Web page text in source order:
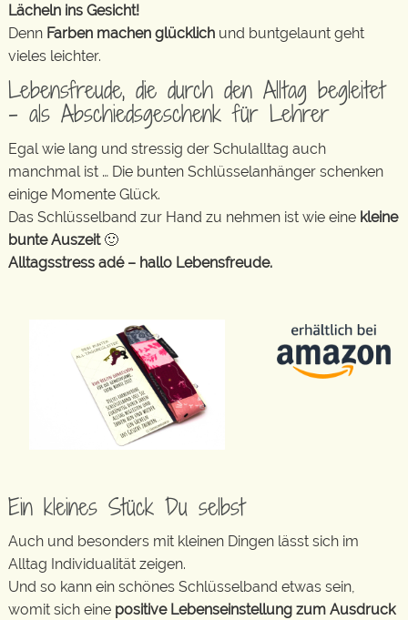
Lächeln ins Gesicht!
Denn Farben machen glücklich und buntgelaunt geht
vieles leichter.
Lebensfreude, die durch den Alltag begleitet
– als Abschiedsgeschenk für Lehrer
Egal wie lang und stressig der Schulalltag auch
manchmal ist … Die bunten Schlüsselanhänger schenken
einige Momente Glück.
Das Schlüsselband zur Hand zu nehmen ist wie eine kleine
bunte Auszeit🙂
Alltagsstress adé – hallo Lebensfreude.
Ein kleines Stück Du selbst
Auch und besonders mit kleinen Dingen lässt sich im
Alltag Individualität zeigen.
Und so kann ein schönes Schlüsselband etwas sein,
womit sich eine positive Lebenseinstellung zum Ausdruck